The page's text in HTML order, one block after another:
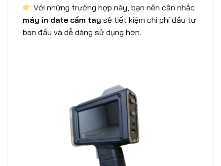
Với những trường hợp này, bạn nên cân nhắc
máy in date cầm tay sẽ tiết kiệm chi phí đầu tư
ban đầu và dễ dàng sử dụng hơn.